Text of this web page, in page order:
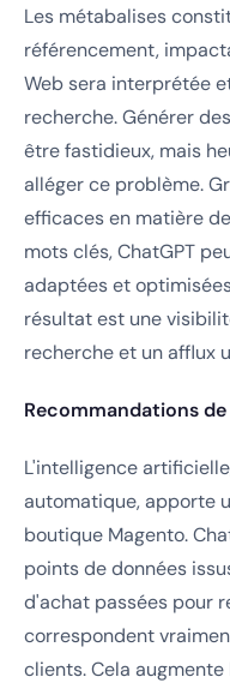
Les métabalises
référencement,
Web sera interprétée
recherche. Générer
être fastidieux, mais
alléger ce problème.
efficaces en matière
mots clés, ChatGPT
adaptées et
résultat est une
recherche et un afflux
Recommandations
L'intelligence
automatique, apporte
boutique Magento.
points de données
d'achat passées pour
correspondent
clients. Cela